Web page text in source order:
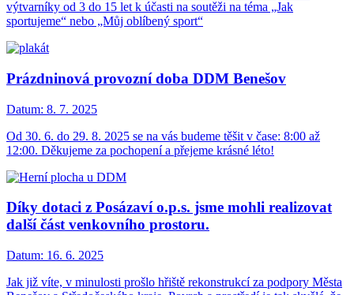
výtvarníky od 3 do 15 let k účasti na soutěži na téma „Jak
sportujeme“ nebo „Můj oblíbený sport“
Prázdninová provozní doba DDM Benešov
Datum: 8. 7. 2025
Od 30. 6. do 29. 8. 2025 se na vás budeme těšit v čase: 8:00 až
12:00. Děkujeme za pochopení a přejeme krásné léto!
Díky dotaci z Posázaví o.p.s. jsme mohli realizovat
další část venkovního prostoru.
Datum: 16. 6. 2025
Jak již víte, v minulosti prošlo hřiště rekonstrukcí za podpory Města